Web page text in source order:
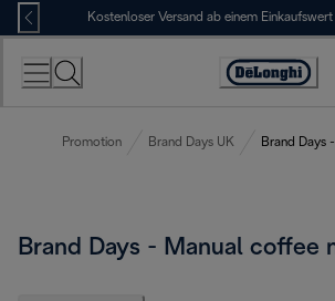
Skip
to
Content
Kostenloser Versand ab einem
Erklärung
Zugänglichkeit
Promotion Brand Days UK Brand Days
Brand Days - Manual coffee